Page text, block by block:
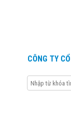
CÔNG TY